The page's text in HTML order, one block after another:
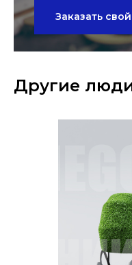
Заказать
Другие